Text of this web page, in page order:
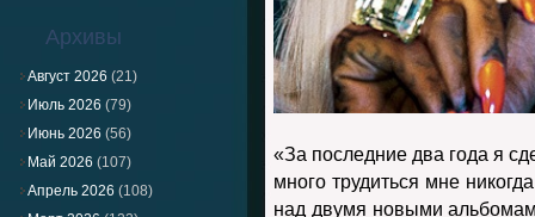
Архивы
Август 2026 (21)
Июль 2026 (79)
Июнь 2026 (56)
Май 2026 (107)
Апрель 2026 (108)
«За последние два года я
много трудиться мне
над двумя новыми